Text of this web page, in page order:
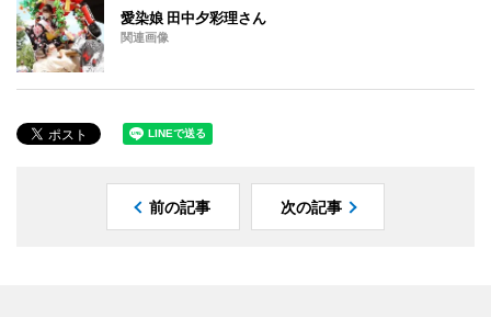
愛染娘 田中夕彩理さん
関連画像
前の記事 次の記事